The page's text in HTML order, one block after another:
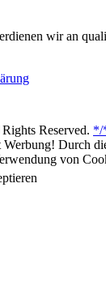
wir an
Reserved. */
Werbung! Durch
von